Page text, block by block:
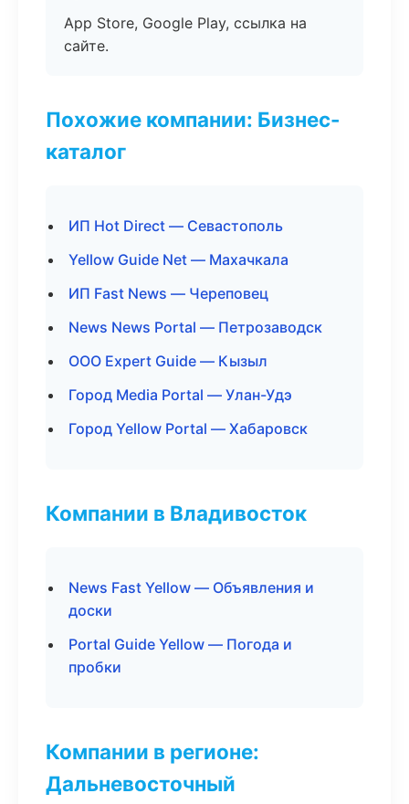
App Store, Google Play, ссылка на
сайте.
Похожие компании: Бизнес-
каталог
ИП Hot Direct — Севастополь
Yellow Guide Net — Махачкала
ИП Fast News — Череповец
News News Portal — Петрозаводск
ООО Expert Guide — Кызыл
Город Media Portal — Улан-Удэ
Город Yellow Portal — Хабаровск
Компании в Владивосток
News Fast Yellow — Объявления и
доски
Portal Guide Yellow — Погода и
пробки
Компании в регионе:
Дальневосточный